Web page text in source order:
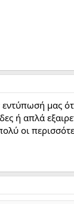
μας
ή απλά
οι